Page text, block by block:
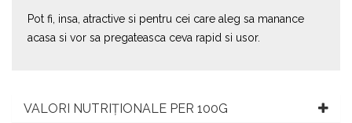
Pot fi, insa, atractive si pentru cei care aleg sa manance
acasa si vor sa pregateasca ceva rapid si usor.
VALORI NUTRIȚIONALE PER 100G